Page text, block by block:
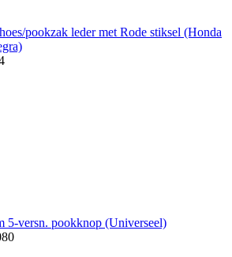
pookzak leder met Rode stiksel (Honda
5-versn. pookknop (Universeel)